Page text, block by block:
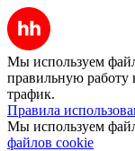
Мы используем
правильную работу
трафик.
Правила
Мы используем
файлов cookie